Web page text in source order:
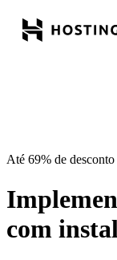
Até 69% de
com